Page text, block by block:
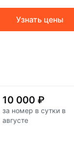
Узнать цены
10 000 ₽
за номер в сутки в
августе